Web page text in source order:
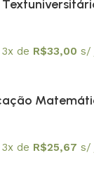
3x de R$33,00 s/
3x de R$25,67 s/